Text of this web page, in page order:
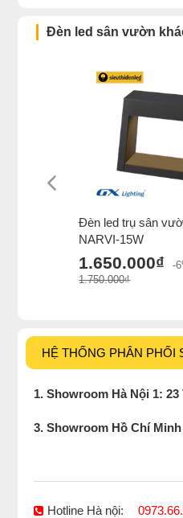
Đèn led sân vườn
Đèn led trụ sân
NARVI-15W
1.650.000₫
-
1.750.000₫
HỆ THỐNG PHÂN PHỐI
1. Showroom Hà Nội 1:
3. Showroom Hồ Chí
Hotline Hà nội: